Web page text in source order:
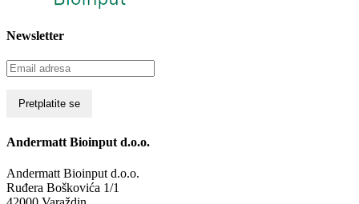
Newsletter
Andermatt Bioinput d.o.o.
Andermatt Bioinput d.o.o.
Ruđera Boškovića 1/1